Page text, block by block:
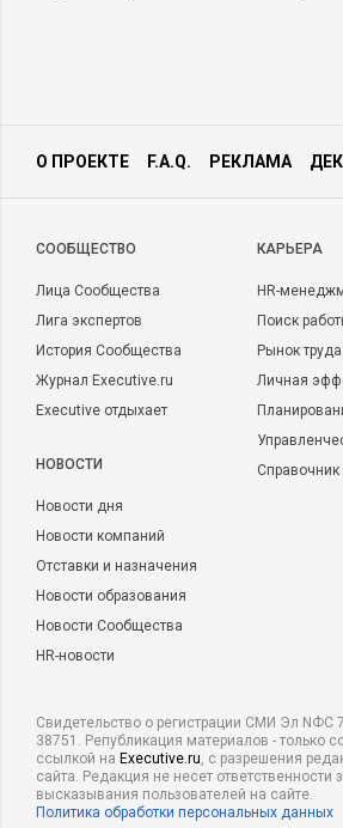
О ПРОЕКТЕ F.A.Q. РЕКЛАМА
CООБЩЕСТВО
Лица Сообщества
Лига экспертов
История Сообщества
Журнал Executive.ru
Executive отдыхает
НОВОСТИ
Новости дня
Новости компаний
Отставки и назначения
Новости образования
Новости Сообщества
HR-новости
КАРЬЕРА
HR-
Поиск
Рынок труда
Личная
Свидетельство о регистрации СМИ Эл NФС
38751. Републикация материалов - только
ссылкой на Executive.ru, с разрешения
сайта. Редакция не несет ответственности
высказывания пользователей на сайте.
Политика обработки персональных данных